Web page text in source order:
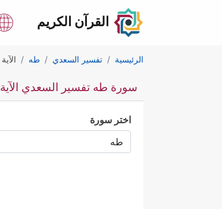
القرآن الكريم
الرئيسية تفسير السعدي طه الآية 124
سورة طه تفسير السعدي الآية 124
اختر سورة